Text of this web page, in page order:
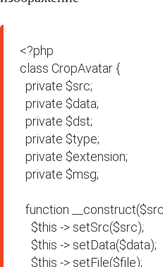
<?php
class CropAvatar {
  private $src;
  private $data;
  private $dst;
  private $type;
  private $extension;
  private $msg;
  function __construct($src, $data, $file) {